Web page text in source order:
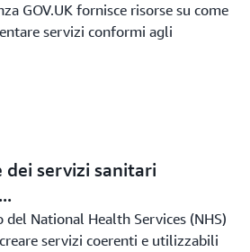
GOV.UK fornisce risorse su come
servizi conformi agli
servizi sanitari
National Health Services (NHS)
servizi coerenti e utilizzabili